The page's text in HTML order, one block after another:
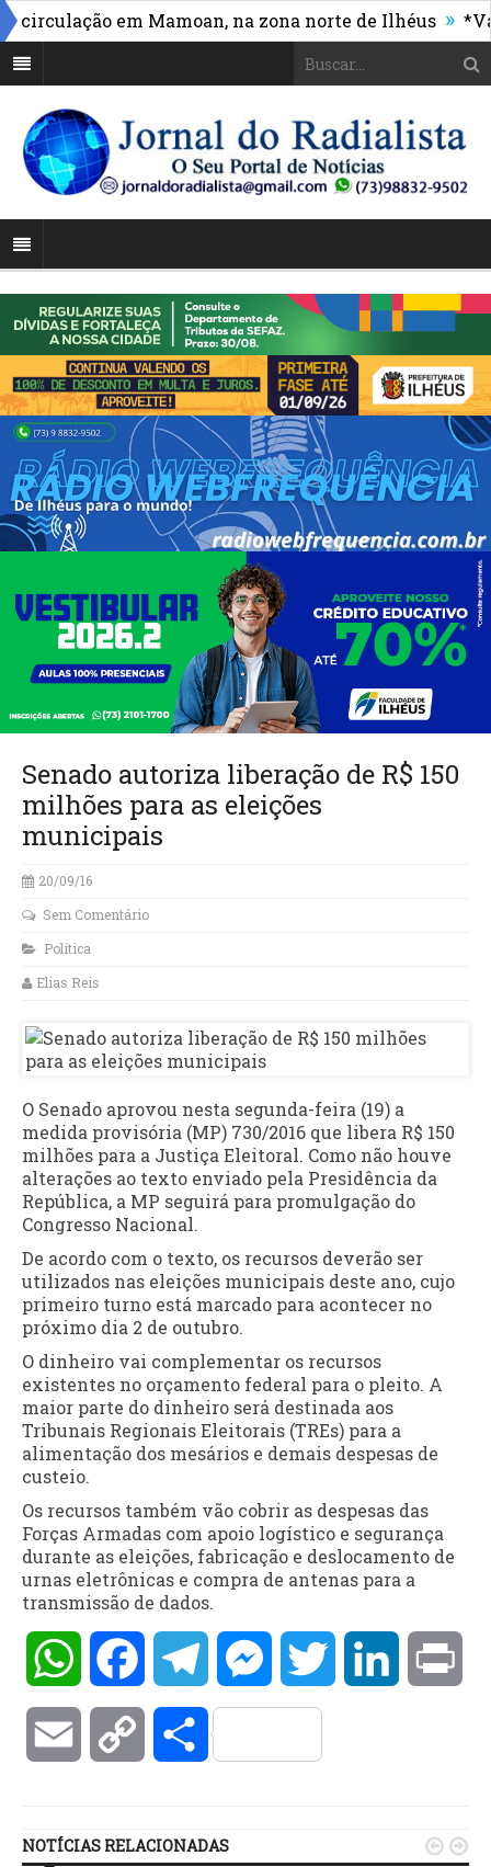
em Mamoan, na zona norte de Ilhéus » *Vasco
Senado autoriza liberação de R$ 150
milhões para as eleições
municipais
20/09/16
Sem Comentário
Política
Elias Reis
O Senado aprovou nesta segunda-feira (19) a
medida provisória (MP) 730/2016 que libera R$ 150
milhões para a Justiça Eleitoral. Como não houve
alterações ao texto enviado pela Presidência da
República, a MP seguirá para promulgação do
Congresso Nacional.
De acordo com o texto, os recursos deverão ser
utilizados nas eleições municipais deste ano, cujo
primeiro turno está marcado para acontecer no
próximo dia 2 de outubro.
O dinheiro vai complementar os recursos
existentes no orçamento federal para o pleito. A
maior parte do dinheiro será destinada aos
Tribunais Regionais Eleitorais (TREs) para a
alimentação dos mesários e demais despesas de
custeio.
Os recursos também vão cobrir as despesas das
Forças Armadas com apoio logístico e segurança
durante as eleições, fabricação e deslocamento de
urnas eletrônicas e compra de antenas para a
transmissão de dados.
WhatsAppFacebookTelegramMessengerTwitter LinkedIn
Email Copy Compartilhar
NOTÍCIAS RELACIONADAS  